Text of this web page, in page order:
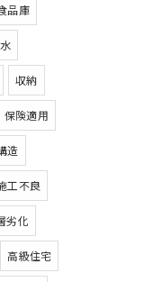
品庫
収納
保険適用
造
工不良
劣化
高級住宅